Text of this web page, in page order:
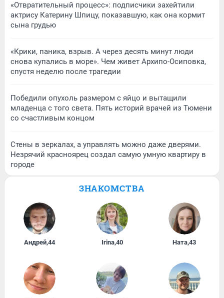
«Отвратительный процесс»: подписчики захейтили
актрису Катерину Шпицу, показавшую, как она кормит
сына грудью
«Крики, паника, взрыв. А через десять минут люди
снова купались в море». Чем живет Архипо-Осиповка,
спустя неделю после трагедии
Победили опухоль размером с яйцо и вытащили
младенца с того света. Пять историй врачей из Тюмени
со счастливым концом
Стены в зеркалах, а управлять можно даже дверями.
Незрячий красноярец создал самую умную квартиру в
городе
ЗНАКОМСТВА
Андрей,44 Irina,40 Ната,43